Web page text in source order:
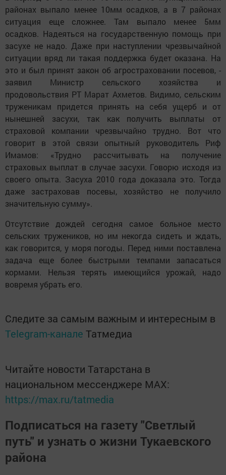
районах выпало менее 10мм осадков, а в 7 районах
ситуация еще сложнее. Там выпало менее 5мм
осадков. Надеяться на государственную помощь при
засухе не надо. Даже при наступлении чрезвычайной
ситуации вряд ли такая поддержка будет оказана. На
это и был принят закон об агростраховании посевов, -
заявил Министр сельского хозяйства и
продовольствия РТ Марат Ахметов. Видимо, сельским
труженикам придется принять на себя ущерб и от
нынешней засухи, так как получить выплаты от
страховой компании чрезвычайно трудно. Вот что
говорит в этой связи опытный руководитель Риф
Имамов: «Трудно рассчитывать на получение
страховых выплат в случае засухи. Говорю исходя из
своего опыта. Засуха 2010 года доказала это. Тогда
даже застраховав посевы, хозяйство не получило
значительную сумму».
Отсутствие дождей сегодня самое больное место
сельских тружеников, но им некогда сидеть и ждать,
как говорится, у моря погоды. Перед ними поставлена
задача еще более быстрыми темпами запасаться
кормами. Нельзя терять имеющийся урожай, надо
вовремя убрать его.
Следите за самым важным и интересным в
Telegram-канале Татмедиа
Читайте новости Татарстана в
национальном мессенджере MАХ:
https://max.ru/tatmedia
Подписаться на газету "Светлый
путь" и узнать о жизни Тукаевского
района